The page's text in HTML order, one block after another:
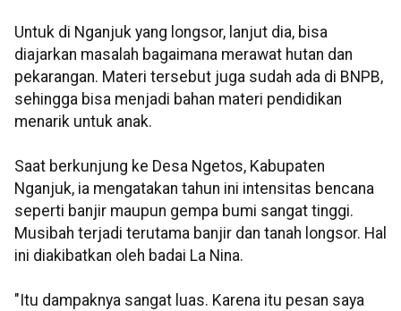
Untuk di Nganjuk yang longsor, lanjut dia, bisa
diajarkan masalah bagaimana merawat hutan dan
pekarangan. Materi tersebut juga sudah ada di BNPB,
sehingga bisa menjadi bahan materi pendidikan
menarik untuk anak.
Saat berkunjung ke Desa Ngetos, Kabupaten
Nganjuk, ia mengatakan tahun ini intensitas bencana
seperti banjir maupun gempa bumi sangat tinggi.
Musibah terjadi terutama banjir dan tanah longsor. Hal
ini diakibatkan oleh badai La Nina.
"Itu dampaknya sangat luas. Karena itu pesan saya